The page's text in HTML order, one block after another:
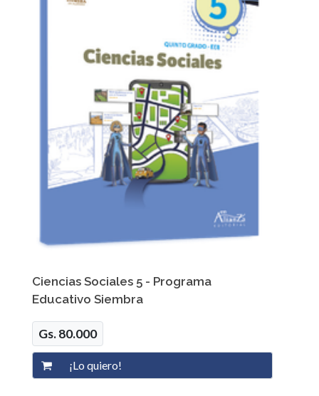
Ciencias Sociales 5 - Programa
Educativo Siembra
Gs. 80.000